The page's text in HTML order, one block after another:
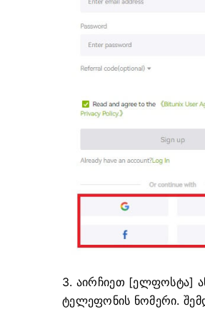
3. აირჩიეთ [ელფოსტა]
ტელეფონის ნომერი.